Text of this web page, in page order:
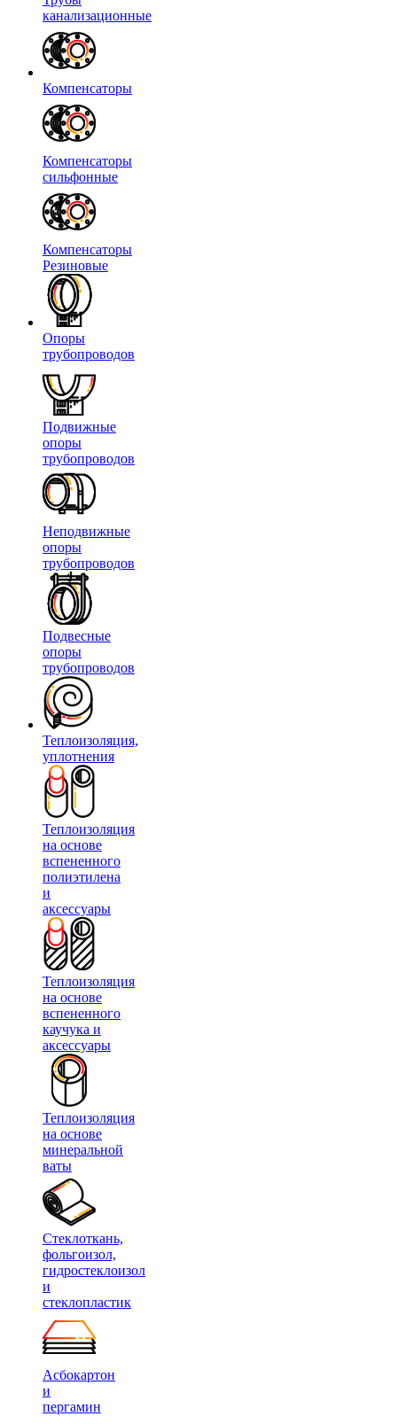
канализационные
Компенсаторы
Компенсаторы
сильфонные
Компенсаторы
Резиновые
Опоры
трубопроводов
Подвижные
опоры
трубопроводов
Неподвижные
опоры
трубопроводов
Подвесные
опоры
трубопроводов
Теплоизоляция,
уплотнения
Теплоизоляция
на основе
вспененного
полиэтилена
и
аксессуары
Теплоизоляция
на основе
вспененного
каучука и
аксессуары
Теплоизоляция
на основе
минеральной
ваты
Стеклоткань,
фольгоизол,
гидростеклоизол
и
стеклопластик
Асбокартон
и
пергамин